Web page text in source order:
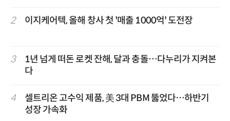
2 이지케어텍, 올해 창사 첫 '매출 1000억' 도전장
3
1년 넘게 떠돈 로켓 잔해, 달과 충돌…다누리가 지켜본
다
4
셀트리온 고수익 제품, 美 3대 PBM 뚫었다…하반기
성장 가속화